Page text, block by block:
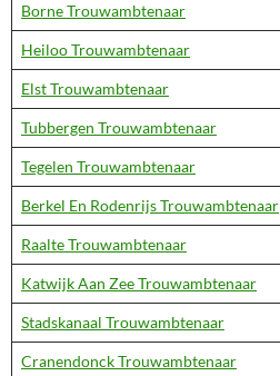
Borne Trouwambtenaar
Heiloo Trouwambtenaar
Elst Trouwambtenaar
Tubbergen Trouwambtenaar
Tegelen Trouwambtenaar
Berkel En Rodenrijs Trouwambtenaar
Raalte Trouwambtenaar
Katwijk Aan Zee Trouwambtenaar
Stadskanaal Trouwambtenaar
Cranendonck Trouwambtenaar